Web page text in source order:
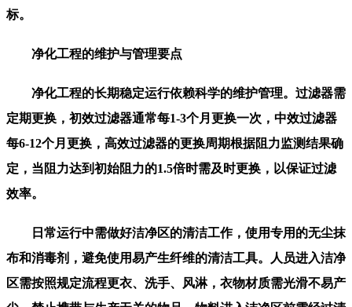
标。
净化工程的维护与管理要点
净化工程的长期稳定运行依赖科学的维护管理。过滤器需
定期更换，初效过滤器通常每1-3个月更换一次，中效过滤器
每6-12个月更换，高效过滤器的更换周期根据阻力监测结果确
定，当阻力达到初始阻力的1.5倍时需及时更换，以保证过滤
效率。
日常运行中需做好洁净区的清洁工作，使用专用的无尘抹
布和消毒剂，避免使用易产生纤维的清洁工具。人员进入洁净
区需按照规定流程更衣、洗手、风淋，衣物材质需光滑不易产